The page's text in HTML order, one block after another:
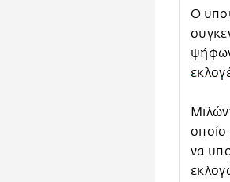
Ο
οποίο
να